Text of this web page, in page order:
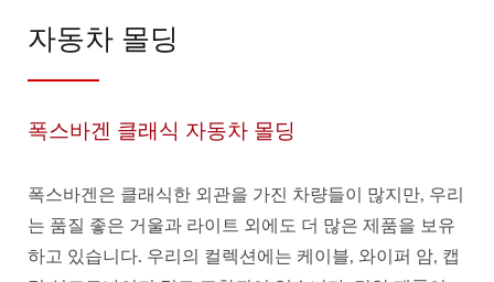
자동차 몰딩
폭스바겐 클래식 자동차 몰딩
폭스바겐은 클래식한 외관을 가진 차량들이 많지만, 우리
는 품질 좋은 거울과 라이트 외에도 더 많은 제품을 보유
하고 있습니다. 우리의 컬렉션에는 케이블, 와이퍼 암, 캡